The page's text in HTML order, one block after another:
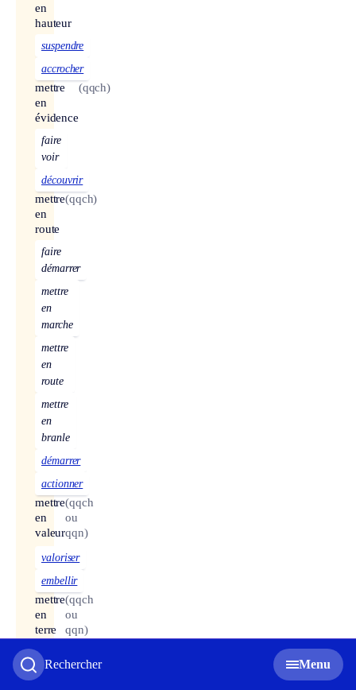
Rechercher Menu
en
hauteur
suspendre
accrocher
mettre
en
évidence
(qqch)
faire
voir
découvrir
mettre
en
route
(qqch)
faire
démarrer
mettre
en
marche
mettre
en
route
mettre
en
branle
démarrer
actionner
mettre
en
valeur
(qqch
ou
qqn)
valoriser
embellir
mettre
en
terre
(qqch
ou
qqn)
enterrer